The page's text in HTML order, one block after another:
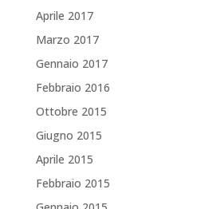
Aprile 2017
Marzo 2017
Gennaio 2017
Febbraio 2016
Ottobre 2015
Giugno 2015
Aprile 2015
Febbraio 2015